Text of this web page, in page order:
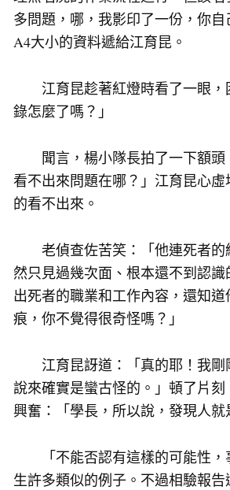
多問題，哪，我影印了一份，你
A4大小的資料遞給江育昆。
江育昆趁著紅燈時看了一眼，
錄怎麼了嗎？」
聞言，楊小隊長拍了一下額頭
看不出來問題在哪？」江育昆心
的看不出來。
老偵查佐苦笑：「他連死者的
然只見過幾次面、根本還不到認
出死者的職業和工作內容，還知
痕，你不覺得很奇怪嗎？」
江育昆訝道：「真的耶！我剛
說來確實是蠻古怪的。」頓了片
興奮：「學長，所以說，發現人就
「不能否認有這樣的可能性，
生許多類似的例子。不過相驗報